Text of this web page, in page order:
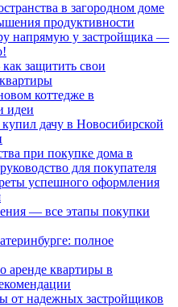
в загородном доме
продуктивности
напрямую у застройщика —
защитить свои
коттедже в
идеи
дачу в Новосибирской
при покупке дома в
для покупателя
успешного оформления
— все этапы покупки
полное
аренде квартиры в
от надежных застройщиков